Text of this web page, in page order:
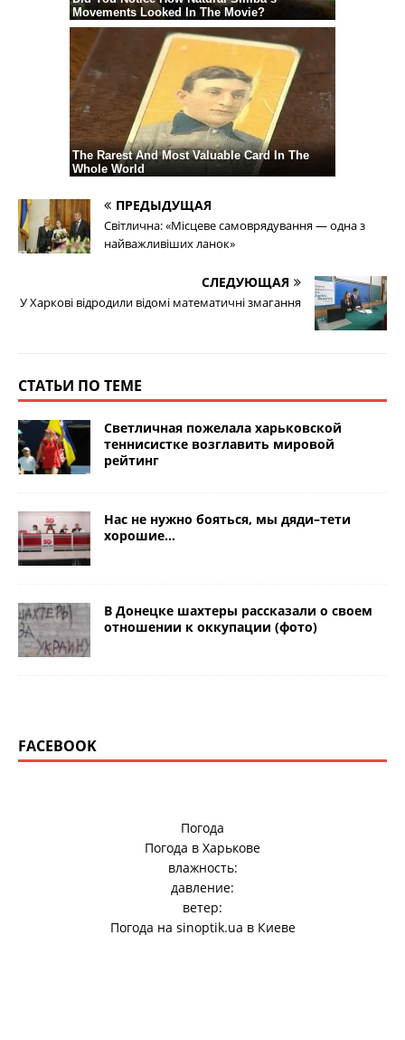
ПРЕДЫДУЩАЯ
Світлична: «Місцеве самоврядування — одна з
найважливіших ланок»
СЛЕДУЮЩАЯ
У Харкові відродили відомі математичні змагання
СТАТЬИ ПО ТЕМЕ
Светличная пожелала харьковской
теннисистке возглавить мировой
рейтинг
Нас не нужно бояться, мы дяди–тети
хорошие…
В Донецке шахтеры рассказали о своем
отношении к оккупации (фото)
FACEBOOK
Погода
Погода в Харькове
влажность:
давление:
ветер:
Погода на sinoptik.ua в Киеве